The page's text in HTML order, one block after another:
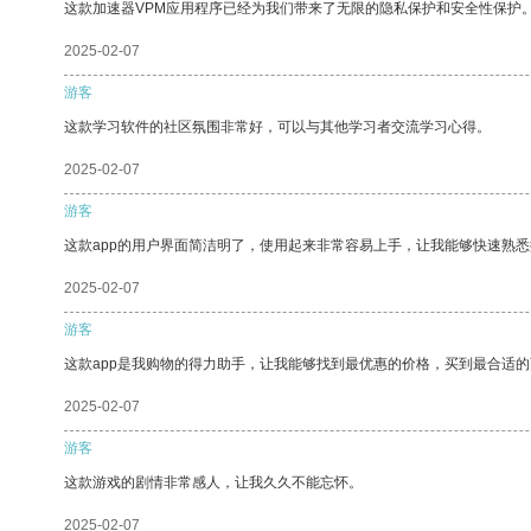
这款加速器VPM应用程序已经为我们带来了无限的隐私保护和安全性保护。
2025-02-07
游客
这款学习软件的社区氛围非常好，可以与其他学习者交流学习心得。
2025-02-07
游客
这款app的用户界面简洁明了，使用起来非常容易上手，让我能够快速熟悉
2025-02-07
游客
这款app是我购物的得力助手，让我能够找到最优惠的价格，买到最合适的
2025-02-07
游客
这款游戏的剧情非常感人，让我久久不能忘怀。
2025-02-07